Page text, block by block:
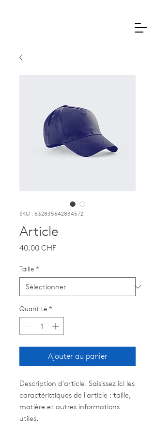
SKU : 632835642834572
Article
40,00 CHFPrix
Taille *
Quantité *
Ajouter au panier
Description d'article. Saisissez ici les
caractéristiques de l'article : taille,
matière et autres informations
utiles.